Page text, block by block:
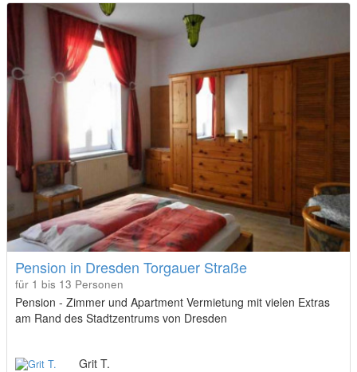
Pension in Dresden Torgauer Straße
für 1 bis 13 Personen
Pension - Zimmer und Apartment Vermietung mit vielen Extras
am Rand des Stadtzentrums von Dresden
Grit T.